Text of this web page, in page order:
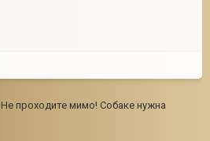
Не проходите мимо! Собаке нужна